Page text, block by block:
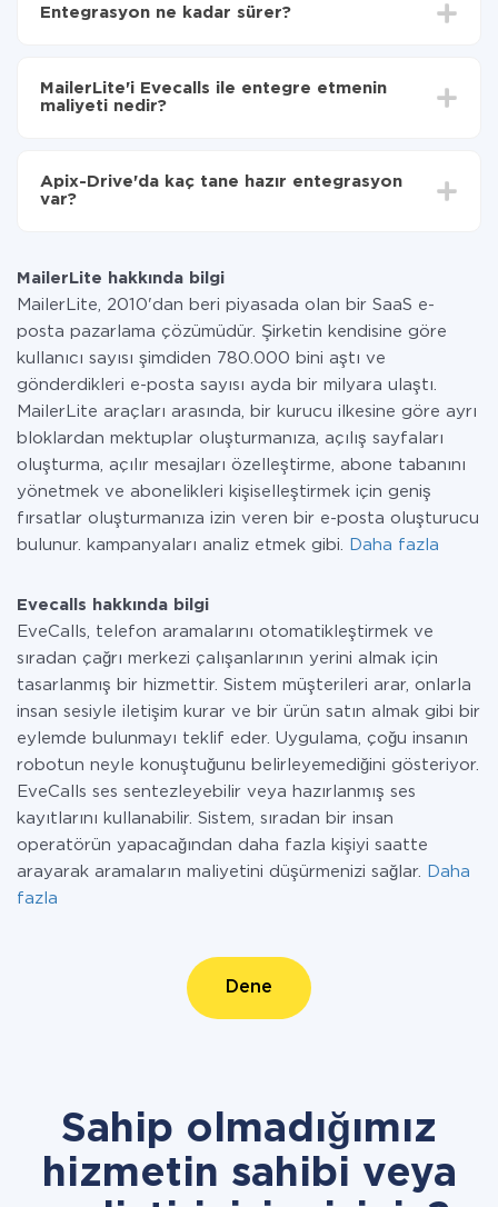
aktarılacağını seçin
Evecalls'ye aktarılacaktır.
Entegrasyon ne kadar sürer?
olarak, 10-15 dakika sürer.
MailerLite'i Evecalls ile entegre etmenin
maliyeti nedir?
Hizmetimiz aracılığıyla yalnızca bir sisteminizden
diğerine aktarılan veri miktarı için ödeme yaparsınız.
Apix-Drive'da kaç tane hazır entegrasyon
var?
MailerLite hakkında bilgi
MailerLite, 2010'dan beri piyasada olan bir SaaS e-
posta pazarlama çözümüdür. Şirketin kendisine göre
kullanıcı sayısı şimdiden 780.000 bini aştı ve
gönderdikleri e-posta sayısı ayda bir milyara ulaştı.
MailerLite araçları arasında, bir kurucu ilkesine göre ayrı
bloklardan mektuplar oluşturmanıza, açılış sayfaları
oluşturma, açılır mesajları özelleştirme, abone tabanını
yönetmek ve abonelikleri kişiselleştirmek için geniş
fırsatlar oluşturmanıza izin veren bir e-posta oluşturucu
bulunur. kampanyaları analiz etmek gibi.
Daha fazla
Evecalls hakkında bilgi
EveCalls, telefon aramalarını otomatikleştirmek ve
sıradan çağrı merkezi çalışanlarının yerini almak için
tasarlanmış bir hizmettir. Sistem müşterileri arar, onlarla
insan sesiyle iletişim kurar ve bir ürün satın almak gibi bir
eylemde bulunmayı teklif eder. Uygulama, çoğu insanın
robotun neyle konuştuğunu belirleyemediğini gösteriyor.
EveCalls ses sentezleyebilir veya hazırlanmış ses
kayıtlarını kullanabilir. Sistem, sıradan bir insan
operatörün yapacağından daha fazla kişiyi saatte
arayarak aramaların maliyetini düşürmenizi sağlar.
Daha
fazla
Dene
Sahip olmadığımız
hizmetin sahibi veya